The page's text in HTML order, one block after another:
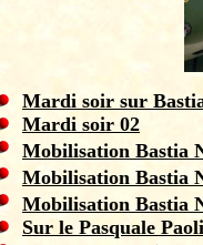
Mardi soir sur
Mardi soir 02
Mobilisation Bastia
Mobilisation Bastia
Mobilisation Bastia
Sur le Pasquale